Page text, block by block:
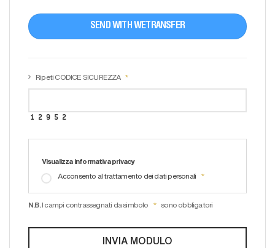
SEND WITH WETRANSFER
Ripeti CODICE SICUREZZA
Visualizza informativa privacy
Acconsento al trattamento dei dati personali
N.B. I campi contrassegnati da simbolo sono obbligatori